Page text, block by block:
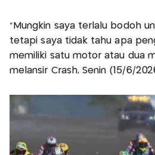
“Mungkin saya terlalu bodoh
tetapi saya tidak tahu apa
memiliki satu motor atau dua
melansir Crash, Senin (15/6/